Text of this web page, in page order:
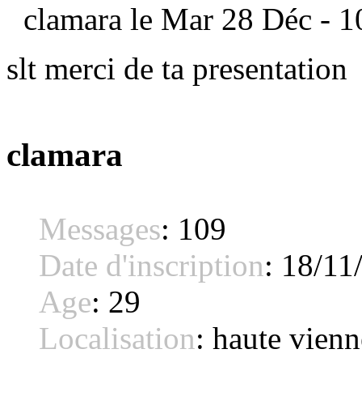
clamara le Mar 28 Déc -
slt merci de ta presentation
clamara
Messages: 109
Date d'inscription: 18/
Age: 29
Localisation: haute